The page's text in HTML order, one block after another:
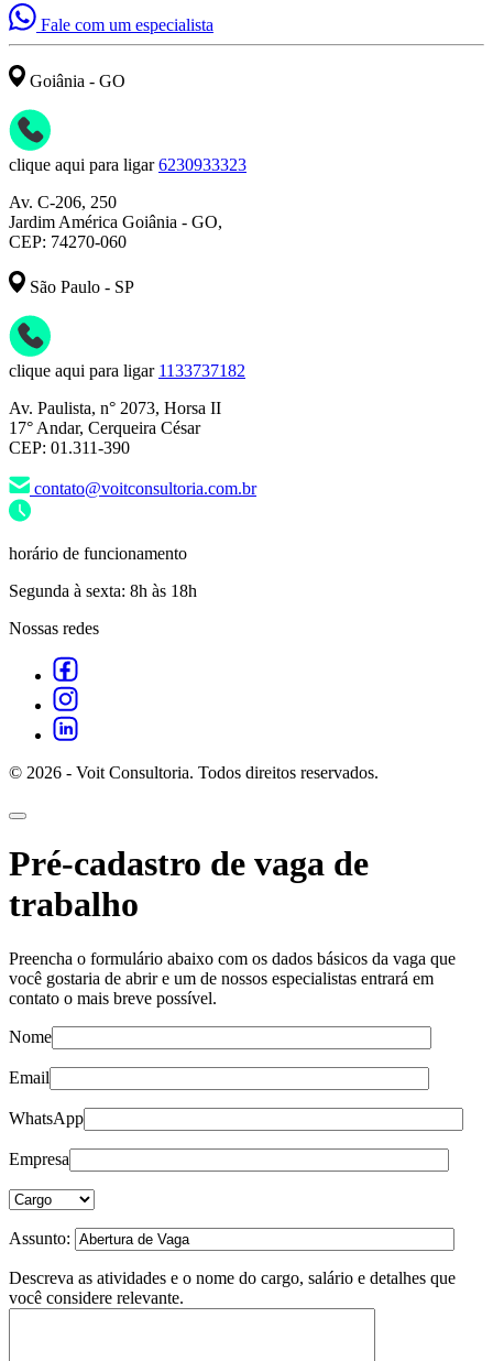
Fale com um especialista
Goiânia - GO
clique aqui para ligar 6230933323
Av. C-206, 250
Jardim América Goiânia - GO,
CEP: 74270-060
São Paulo - SP
clique aqui para ligar 1133737182
Av. Paulista, n° 2073, Horsa II
17° Andar, Cerqueira César
CEP: 01.311-390
contato@voitconsultoria.com.br
horário de funcionamento
Segunda à sexta: 8h às 18h
Nossas redes
© 2026 - Voit Consultoria. Todos direitos reservados.
Pré-cadastro de vaga de
trabalho
Preencha o formulário abaixo com os dados básicos da vaga que
você gostaria de abrir e um de nossos especialistas entrará em
contato o mais breve possível.
Nome
Email
WhatsApp
Empresa
Assunto:
Descreva as atividades e o nome do cargo, salário e detalhes que
você considere relevante.